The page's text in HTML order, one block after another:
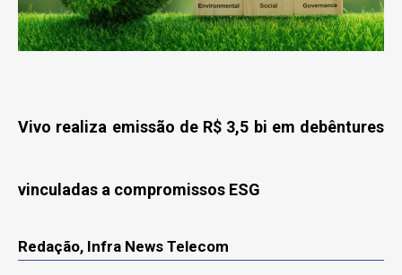
Vivo realiza emissão de R$ 3,5 bi em debêntures
vinculadas a compromissos ESG
Redação, Infra News Telecom